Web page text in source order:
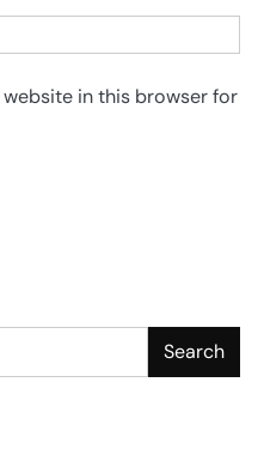
website in this browser for
Search